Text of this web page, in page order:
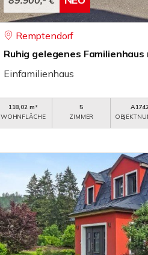
Remptendorf
Ruhig gelegenes
Einfamilienhaus
118,02 m²
WOHNFLÄCHE
5
ZIMMER